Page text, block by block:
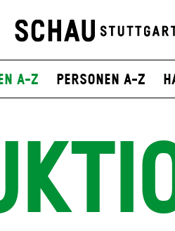
A-Z Personen A-Z